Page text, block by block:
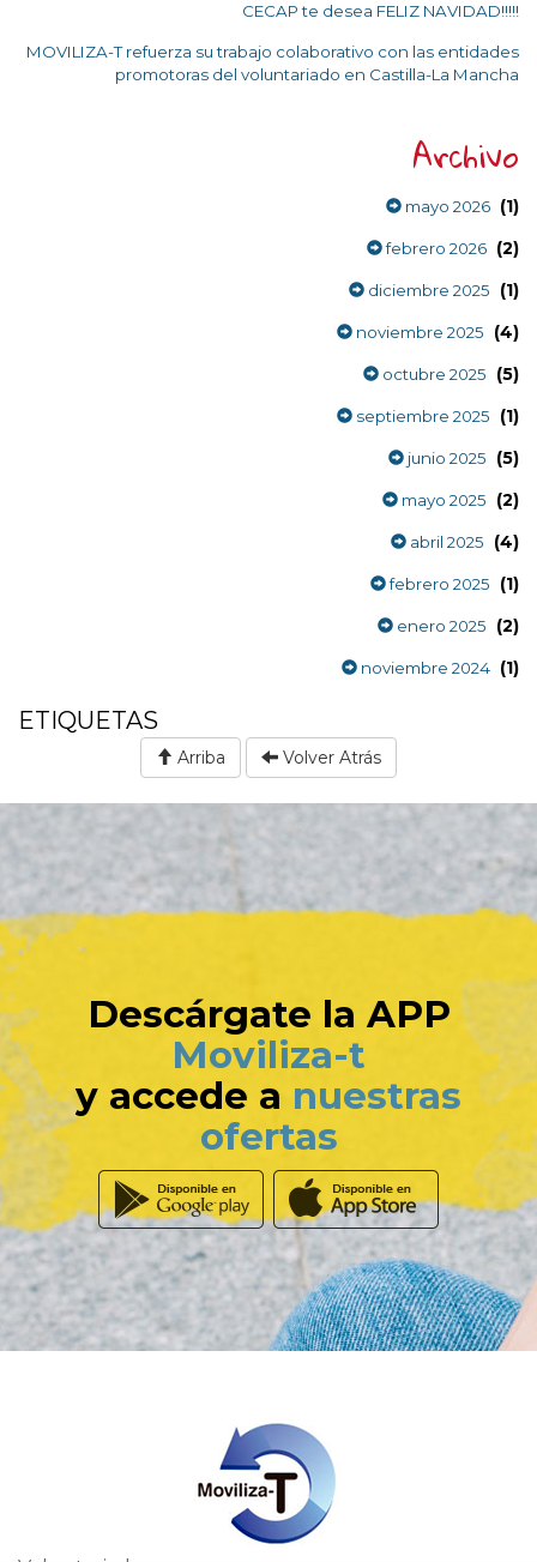
CECAP te desea FELIZ NAVIDAD!!!!!
MOVILIZA-T refuerza su trabajo colaborativo con las entidades
promotoras del voluntariado en Castilla-La Mancha
Archivo
mayo 2026 (1)
febrero 2026 (2)
diciembre 2025 (1)
noviembre 2025 (4)
octubre 2025 (5)
septiembre 2025 (1)
junio 2025 (5)
mayo 2025 (2)
abril 2025 (4)
febrero 2025 (1)
enero 2025 (2)
noviembre 2024 (1)
ETIQUETAS
Arriba Volver Atrás
Descárgate la APP
Moviliza-t
y accede a nuestras
ofertas